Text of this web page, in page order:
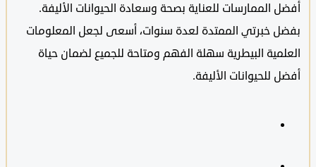
الممارسات للعناية بصحة وسعادة الحيوانات الأليفة.
خبرتي الممتدة لعدة سنوات، أسعى لجعل المعلومات
البيطرية سهلة الفهم ومتاحة للجميع لضمان حياة
للحيوانات الأليفة.